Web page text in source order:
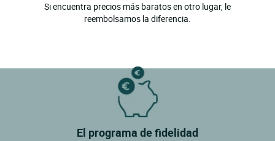
Si encuentra precios más baratos en otro lugar, le
reembolsamos la diferencia.
El programa de fidelidad